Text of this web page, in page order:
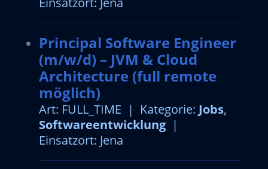
Principal Software Engineer
(m/w/d) – JVM & Cloud
Architecture (full remote
möglich)
Art: FULL_TIME | Kategorie: Jobs,
Softwareentwicklung|
Einsatzort: Jena